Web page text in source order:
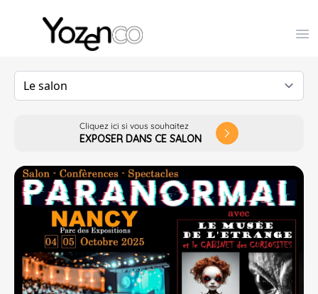
Yozenco - Organisateur de Salons, Evénements et
Cliquez ici si vous souhaitez
EXPOSER DANS CE SALON arrow_forward_ios